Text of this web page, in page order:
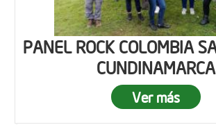
PANEL ROCK COLOMBIA
CUNDINAMARCA
Ver más